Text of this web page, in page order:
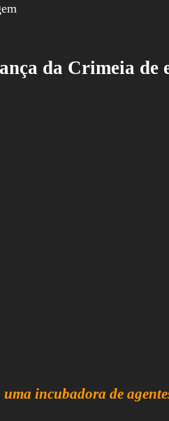
da Crimeia de
incubadora de